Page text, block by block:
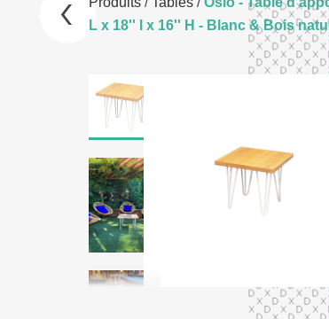
L x 18'' l x 16'' H - Blanc & Bois